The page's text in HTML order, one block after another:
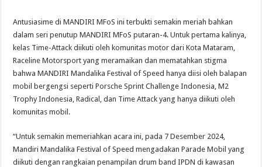
Antusiasime di MANDIRI MFoS ini terbukti semakin meriah bahkan
dalam seri penutup MANDIRI MFoS putaran-4. Untuk pertama kalinya,
kelas Time-Attack diikuti oleh komunitas motor dari Kota Mataram,
Raceline Motorsport yang meramaikan dan mematahkan stigma
bahwa MANDIRI Mandalika Festival of Speed hanya diisi oleh balapan
mobil bergengsi seperti Porsche Sprint Challenge Indonesia, M2
Trophy Indonesia, Radical, dan Time Attack yang hanya diikuti oleh
komunitas mobil.
“Untuk semakin memeriahkan acara ini, pada 7 Desember 2024,
Mandiri Mandalika Festival of Speed mengadakan Parade Mobil yang
diikuti dengan rangkaian penampilan drum band IPDN di kawasan